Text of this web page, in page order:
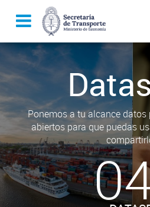
Ponemos a tu alcance
abiertos para que puedas